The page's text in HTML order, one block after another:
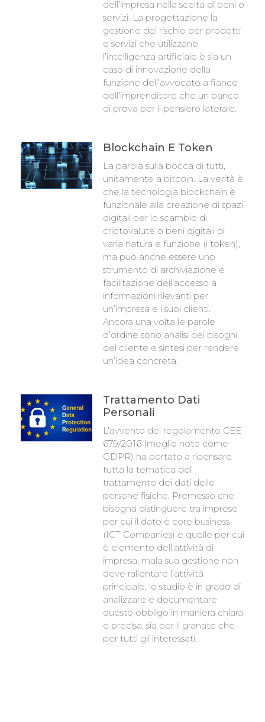
dell’impresa nella scelta di beni o
servizi. La progettazione la
gestione del rischio per prodotti
e servizi che utilizzano
l’intelligenza artificiale è sia un
caso di innovazione della
funzione dell’avvocato a fianco
dell’imprenditore che un banco
di prova per il pensiero laterale.
Blockchain E Token
La parola sulla bocca di tutti,
unitamente a bitcoin. La verità è
che la tecnologia blockchain è
funzionale alla creazione di spazi
digitali per lo scambio di
criptovalute o beni digitali di
varia natura e funzione (i token),
ma può anche essere uno
strumento di archiviazione e
facilitazione dell’accesso a
informazioni rilevanti per
un’impresa e i suoi clienti.
Ancora una volta le parole
d’ordine sono analisi dei bisogni
del cliente e sintesi per rendere
un’idea concreta.
Trattamento Dati
Personali
L’avvento del regolamento CEE
679/2016 (meglio noto come
GDPR) ha portato a ripensare
tutta la tematica del
trattamento dei dati delle
persone fisiche. Premesso che
bisogna distinguere tra imprese
per cui il dato è core business
(ICT Companies) e quelle per cui
è elemento dell’attività di
impresa, mala sua gestione non
deve rallentare l’attività
principale, lo studio è in grado di
analizzare e documentare
questo obbligo in maniera chiara
e precisa, sia per il granate che
per tutti gli interessati.